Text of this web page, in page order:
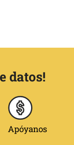
datos!
Apóyanos